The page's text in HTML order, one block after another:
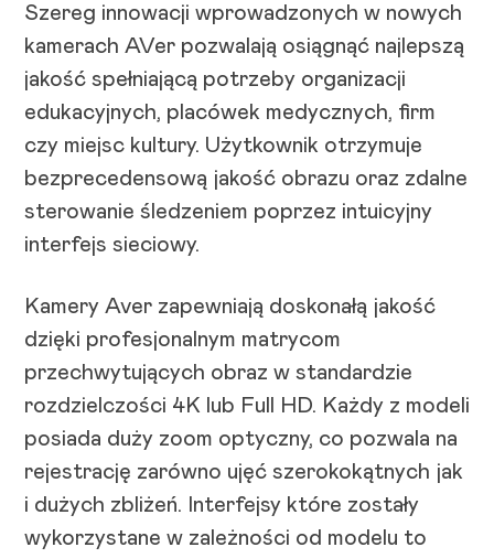
Szereg innowacji wprowadzonych w nowych
kamerach AVer pozwalają osiągnąć najlepszą
jakość spełniającą potrzeby organizacji
edukacyjnych, placówek medycznych, firm
czy miejsc kultury. Użytkownik otrzymuje
bezprecedensową jakość obrazu oraz zdalne
sterowanie śledzeniem poprzez intuicyjny
interfejs sieciowy.
Kamery Aver zapewniają doskonałą jakość
dzięki profesjonalnym matrycom
przechwytujących obraz w standardzie
rozdzielczości 4K lub Full HD. Każdy z modeli
posiada duży zoom optyczny, co pozwala na
rejestrację zarówno ujęć szerokokątnych jak
i dużych zbliżeń. Interfejsy które zostały
wykorzystane w zależności od modelu to